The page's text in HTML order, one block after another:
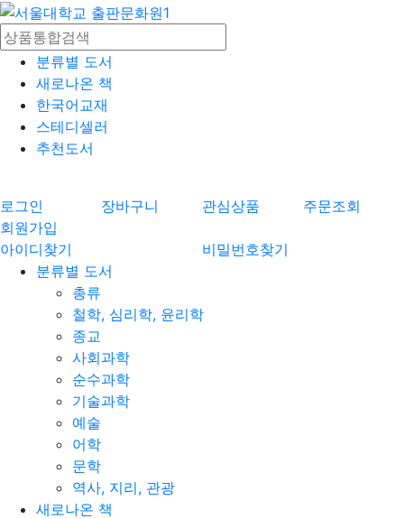
분류별 도서
새로나온 책
한국어교재
스테디셀러
추천도서
로그인 장바구니 관심상품
주문조회
회원가입
아이디찾기
비밀번호찾기
분류별 도서
총류
철학, 심리학, 윤리학
종교
사회과학
순수과학
기술과학
예술
어학
문학
역사, 지리, 관광
새로나온 책